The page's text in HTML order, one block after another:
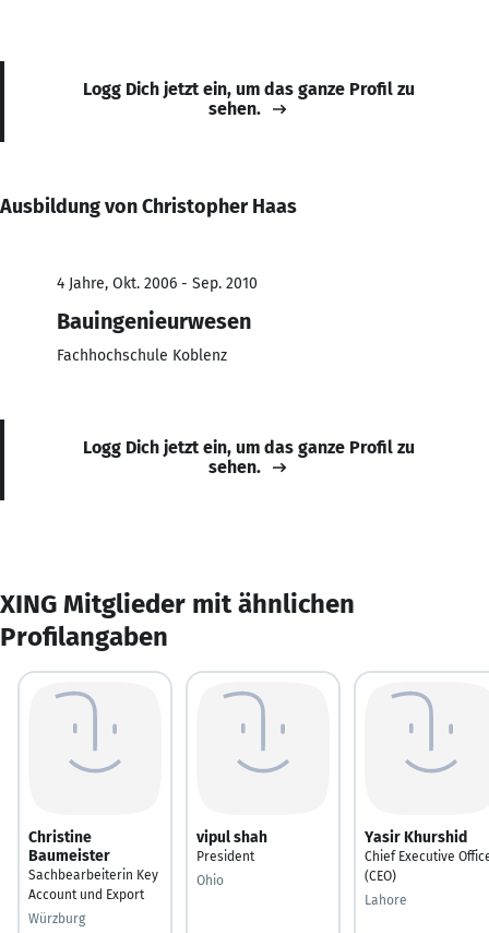
Logg Dich jetzt ein, um das ganze Profil zu
sehen.
Ausbildung von Christopher Haas
4 Jahre, Okt. 2006 - Sep. 2010
Bauingenieurwesen
Fachhochschule Koblenz
Logg Dich jetzt ein, um das ganze Profil zu
sehen.
XING Mitglieder mit ähnlichen
Profilangaben
Christine
Baumeister
Sachbearbeiterin Key
Account und Export
Würzburg
vipul shah
President
Ohio
Yasir Khurshid
Chief Executive
(CEO)
Lahore